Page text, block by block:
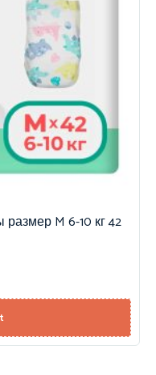
M 6-10 кг 42